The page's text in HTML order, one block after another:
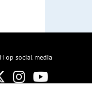
op social media